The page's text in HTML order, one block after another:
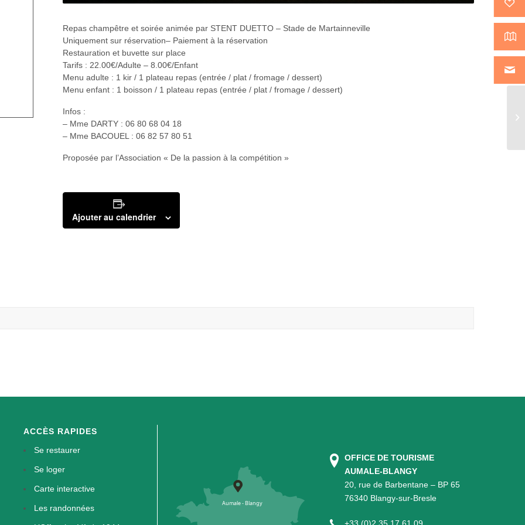
Repas champêtre et soirée animée par STENT DUETTO – Stade de Martainneville
Uniquement sur réservation– Paiement à la réservation
Restauration et buvette sur place
Tarifs : 22.00€/Adulte – 8.00€/Enfant
Menu adulte : 1 kir / 1 plateau repas (entrée / plat / fromage / dessert)
Menu enfant : 1 boisson / 1 plateau repas (entrée / plat / fromage / dessert)
Infos :
– Mme DARTY : 06 80 68 04 18
– Mme BACOUEL : 06 82 57 80 51
Proposée par l’Association « De la passion à la compétition »
Ajouter au calendrier
ACCÈS RAPIDES
Se restaurer
Se loger
Carte interactive
Les randonnées
OFFICE DE TOURISME
AUMALE-BLANGY
20, rue de Barbentane – BP 65
76340 Blangy-sur-Bresle